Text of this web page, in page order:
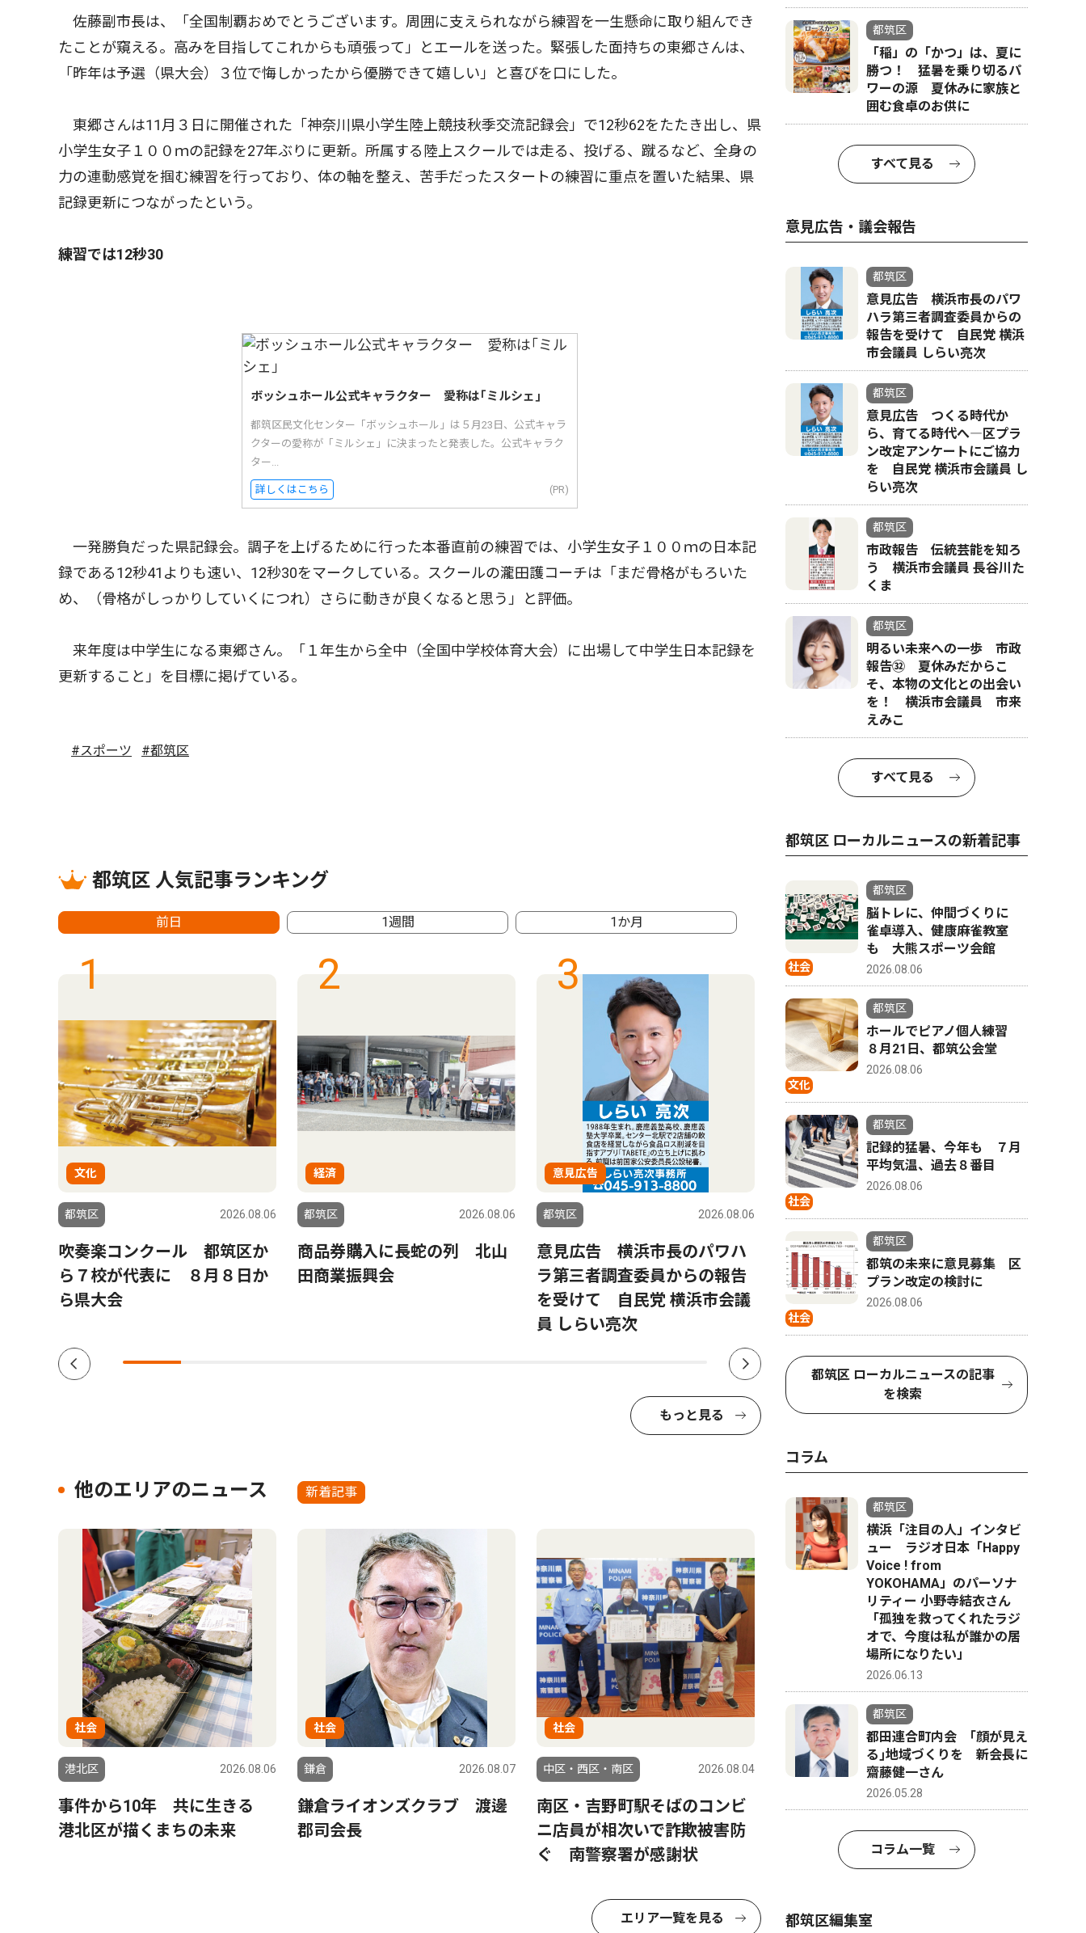
佐藤副市長は、「全国制覇おめでとうございます。周囲に支えられながら練習を一生懸命に取り組んでき
たことが窺える。高みを目指してこれからも頑張って」とエールを送った。緊張した面持ちの東郷さんは、
「昨年は予選（県大会）３位で悔しかったから優勝できて嬉しい」と喜びを口にした。
東郷さんは11月３日に開催された「神奈川県小学生陸上競技秋季交流記録会」で12秒62をたたき出し、県
小学生女子１００ｍの記録を27年ぶりに更新。所属する陸上スクールでは走る、投げる、蹴るなど、全身の
力の連動感覚を掴む練習を行っており、体の軸を整え、苦手だったスタートの練習に重点を置いた結果、県
記録更新につながったという。
練習では12秒30
ボッシュホール公式キャラクター 愛称は｢ミルシェ｣
都筑区民文化センター「ボッシュホール」は５月23日、公式キャラ
クターの愛称が「ミルシェ」に決まったと発表した。公式キャラク
ター...
詳しくはこちら (PR)
一発勝負だった県記録会。調子を上げるために行った本番直前の練習では、小学生女子１００ｍの日本記
録である12秒41よりも速い、12秒30をマークしている。スクールの瀧田護コーチは「まだ骨格がもろいた
め、（骨格がしっかりしていくにつれ）さらに動きが良くなると思う」と評価。
来年度は中学生になる東郷さん。「１年生から全中（全国中学校体育大会）に出場して中学生日本記録を
更新すること」を目標に掲げている。
#スポーツ #都筑区
都筑区 人気記事ランキング
前日 1週間 1か月
1
文化
都筑区 2026.08.06
吹奏楽コンクール 都筑区か
ら７校が代表に ８月８日か
ら県大会
2
経済
都筑区 2026.08.06
商品券購入に長蛇の列 北山
田商業振興会
3
意見広告
都筑区 2026.08.06
意見広告 横浜市長のパワハ
ラ第三者調査委員からの報告
を受けて 自民党 横浜市会議
員 しらい亮次
4
社会
都筑区
都筑の未来に意見募集 区プ
ラン改定の検討に
部 県大
もっと見る
他のエリアのニュース 新着記事
社会
港北区 2026.08.06
事件から10年 共に生きる
港北区が描くまちの未来
社会
鎌倉 2026.08.07
鎌倉ライオンズクラブ 渡邊
郡司会長
社会
中区・西区・南区 2026.08.04
南区・吉野町駅そばのコンビ
ニ店員が相次いで詐欺被害防
ぐ 南警察署が感謝状
エリア一覧を見る
都筑区
「稲」の「かつ」は、夏に
勝つ！ 猛暑を乗り切るパ
ワーの源 夏休みに家族と
囲む食卓のお供に
すべて見る
意見広告・議会報告
都筑区
意見広告 横浜市長のパワ
ハラ第三者調査委員からの
報告を受けて 自民党 横浜
市会議員 しらい亮次
都筑区
意見広告 つくる時代か
ら、育てる時代へ―区プラ
ン改定アンケートにご協力
を 自民党 横浜市会議員 し
らい亮次
都筑区
市政報告 伝統芸能を知ろ
う 横浜市会議員 長谷川た
くま
都筑区
明るい未来への一歩 市政
報告㉜ 夏休みだからこ
そ、本物の文化との出会い
を！ 横浜市会議員 市来
えみこ
すべて見る
都筑区 ローカルニュースの新着記事
社会
都筑区
脳トレに、仲間づくりに
雀卓導入、健康麻雀教室
も 大熊スポーツ会館
2026.08.06
文化
都筑区
ホールでピアノ個人練習
８月21日、都筑公会堂
2026.08.06
社会
都筑区
記録的猛暑、今年も ７月
平均気温、過去８番目
2026.08.06
社会
都筑区
都筑の未来に意見募集 区
プラン改定の検討に
2026.08.06
都筑区 ローカルニュースの記事
を検索
コラム
都筑区
横浜「注目の人」インタビ
ュー ラジオ日本「Happy
Voice ! from
YOKOHAMA」のパーソナ
リティー 小野寺結衣さん
「孤独を救ってくれたラジ
オで、今度は私が誰かの居
場所になりたい」
2026.06.13
都筑区
都田連合町内会 ｢顔が見え
る｣地域づくりを 新会長に
齋藤健一さん
2026.05.28
コラム一覧
都筑区編集室